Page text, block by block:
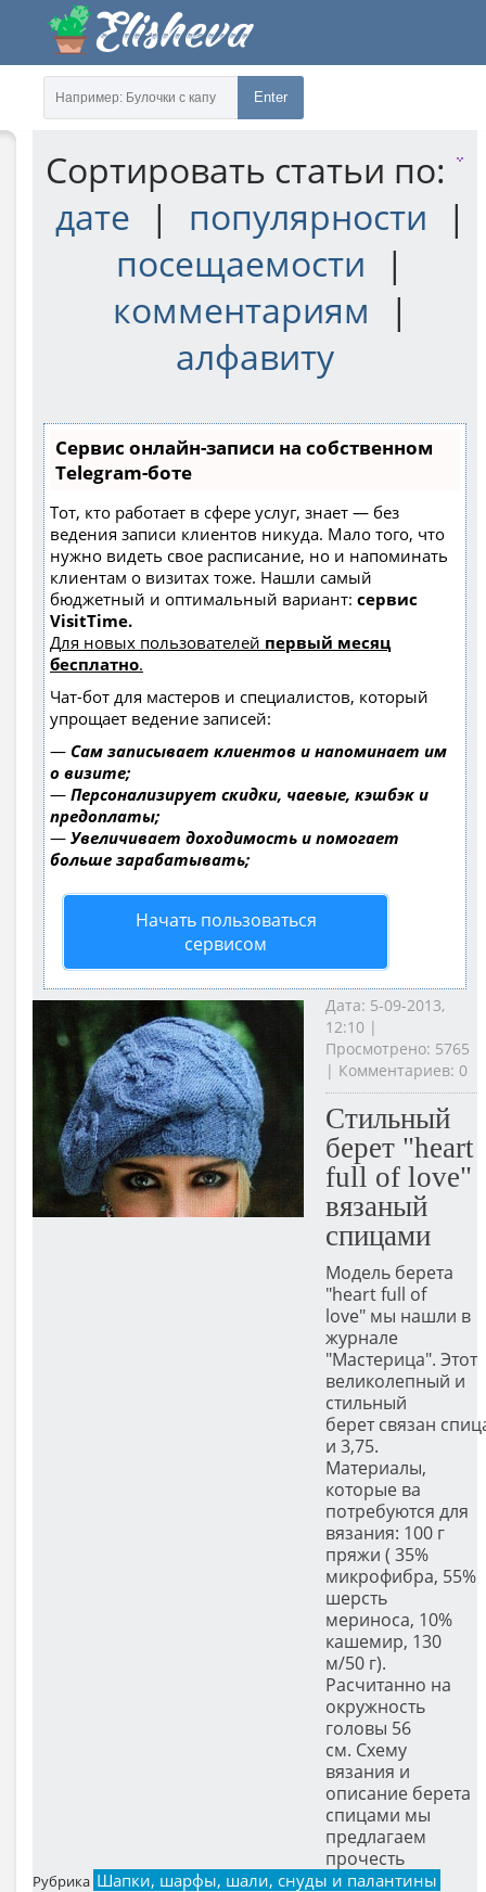
Enter
Сортировать статьи по:
дате
| популярности
|
посещаемости
|
комментариям
|
алфавиту
Сервис онлайн-записи на собственном
Telegram-боте
Тот, кто работает в сфере услуг, знает — без
ведения записи клиентов никуда. Мало того, что
нужно видеть свое расписание, но и напоминать
клиентам о визитах тоже. Нашли самый
бюджетный и оптимальный вариант: сервис
VisitTime.
Для новых пользователей первый месяц
бесплатно.
Чат-бот для мастеров и специалистов, который
упрощает ведение записей:
— Сам записывает клиентов и напоминает им
о визите;
— Персонализирует скидки, чаевые, кэшбэк и
предоплаты;
— Увеличивает доходимость и помогает
больше зарабатывать;
Начать пользоваться
сервисом
Дата: 5-09-2013,
12:10 |
Просмотрено: 5765
| Комментариев: 0
Стильный
берет "heart
full of love"
вязаный
спицами
Модель берета
"heart full of
love" мы нашли в
журнале
"Мастерица". Этот
великолепный и
стильный
берет связан
и 3,75.
Материалы,
которые ва
потребуются для
вязания: 100 г
пряжи ( 35%
микрофибра, 55%
шерсть
мериноса, 10%
кашемир, 130
м/50 г).
Расчитанно на
окружность
головы 56
см. Схему
вязания и
описание берета
спицами мы
предлагаем
прочесть
Рубрика Шапки, шарфы, шали, снуды и палантины